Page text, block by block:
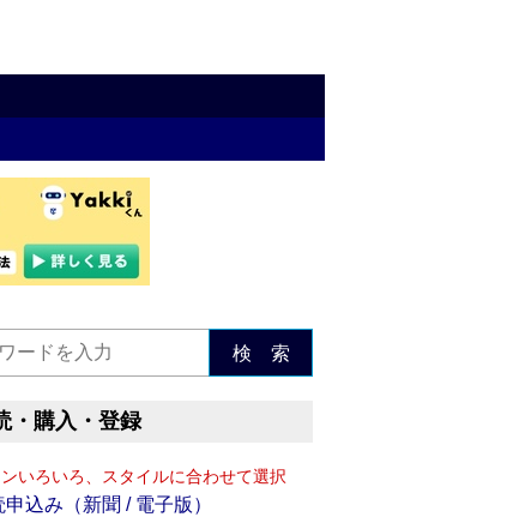
検 索
・購入・登録
いろいろ、スタイルに合わせて選択
申込み（新聞 / 電子版）